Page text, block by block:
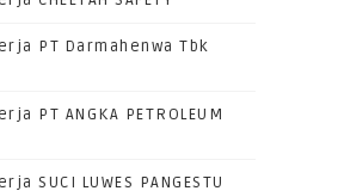
PT Darmahenwa Tbk
PT ANGKA PETROLEUM
SUCI LUWES PANGESTU